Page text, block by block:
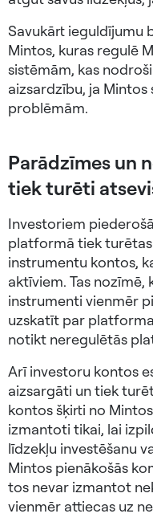
Savukārt ieguldījumu
Mintos, kuras regulē
sistēmām, kas
aizsardzību, ja
problēmām.
Parādzīmes un
tiek turēti
Investoriem
platformā tiek
instrumentu kontos,
aktīviem. Tas nozīmē,
instrumenti vienmēr
uzskatīt par
notikt neregulētās
Arī investoru kontos
aizsargāti un tiek
kontos šķirti no
izmantoti tikai, lai
līdzekļu investēšanu
Mintos pienākošās
tos nevar izmantot
vienmēr attiecas uz